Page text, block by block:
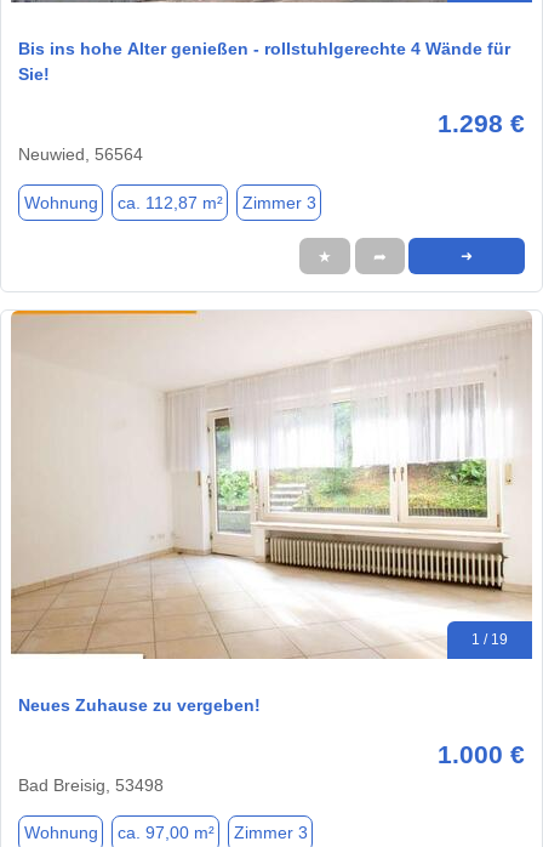
Bis ins hohe Alter genießen - rollstuhlgerechte 4 Wände für
Sie!
1.298 €
Neuwied, 56564
Wohnung ca. 112,87 m² Zimmer 3
★ ➦ ➜
1 / 19
Neues Zuhause zu vergeben!
1.000 €
Bad Breisig, 53498
Wohnung ca. 97,00 m² Zimmer 3